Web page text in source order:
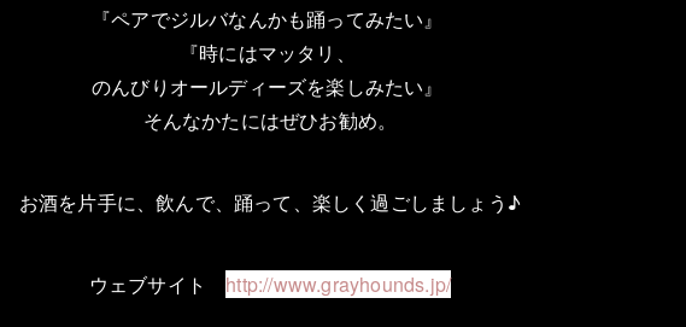
『ペアでジルバなんかも踊ってみたい』
『時にはマッタリ、
のんびりオールディーズを楽しみたい』
そんなかたにはぜひお勧め。
お酒を片手に、飲んで、踊って、楽しく過ごしましょう♪
ウェブサイト http://www.grayhounds.jp/